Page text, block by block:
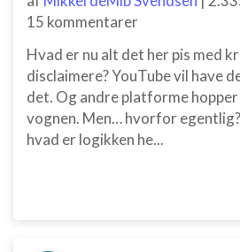
15 kommentarer
Hvad er nu alt det her pis med
disclaimere? YouTube vil have
det. Og andre platforme hopper
vognen. Men… hvorfor
hvad er logikken he...
Måle indholdseffektivitet
kombinationer af oplysninger fra
kilder
Udvikle og forbedre tjenester
Bruge begrænsede oplysninger til at